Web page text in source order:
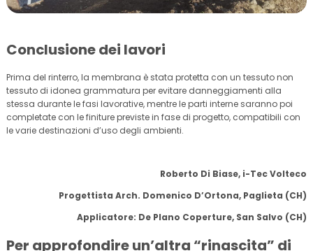
Conclusione dei lavori
Prima del rinterro, la membrana è stata protetta con un tessuto non
tessuto di idonea grammatura per evitare danneggiamenti alla
stessa durante le fasi lavorative, mentre le parti interne saranno poi
completate con le finiture previste in fase di progetto, compatibili con
le varie destinazioni d’uso degli ambienti.
Roberto Di Biase, i-Tec Volteco
Progettista Arch. Domenico D’Ortona, Paglieta (CH)
Applicatore: De Plano Coperture, San Salvo (CH)
Per approfondire un’altra “rinascita” di